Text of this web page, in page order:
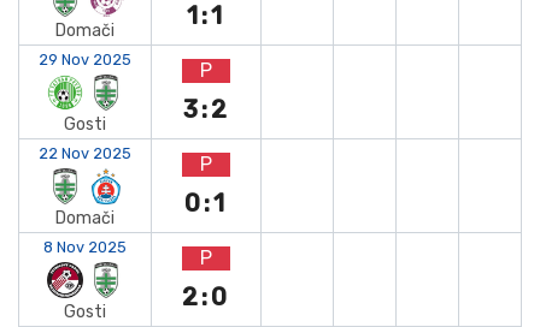
Domači
1:1
29 Nov 2025
Gosti
P
3:2
22 Nov 2025
Domači
P
0:1
8 Nov 2025
Gosti
P
2:0